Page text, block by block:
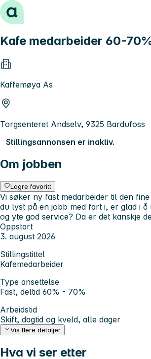
Hopp til innhold
Kafe medarbeider 60-
Kaffemøya As
Torgsenteret Andselv, 9325 Bardufoss
Stillingsannonsen er inaktiv.
Om jobben
Lagre favoritt
Vi søker ny fast medarbeider til den
du lyst på en jobb med fart i, er glad i
og yte god service? Da er det kanskje
Oppstart
3. august 2026
Stillingstittel
Kafemedarbeider
Type ansettelse
Fast, deltid 60% - 70%
Arbeidstid
Skift, dagtid og kveld, alle dager
Vis flere detaljer
Hva vi ser etter